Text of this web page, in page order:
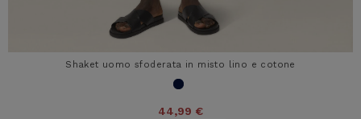
Shaket uomo sfoderata in misto lino e cotone
44,99 €